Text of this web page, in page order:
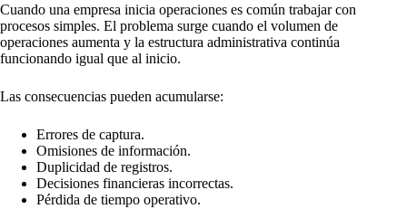
Cuando una empresa inicia operaciones es común trabajar con
procesos simples. El problema surge cuando el volumen de
operaciones aumenta y la estructura administrativa continúa
funcionando igual que al inicio.
Las consecuencias pueden acumularse:
Errores de captura.
Omisiones de información.
Duplicidad de registros.
Decisiones financieras incorrectas.
Pérdida de tiempo operativo.